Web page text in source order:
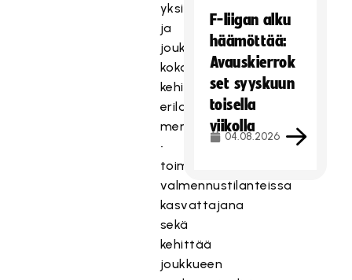
yksilön
ja
joukkueen
kokonaisvaltaista
kehittymistä
erilaisin
menetelmin
•
toimia
valmennustilanteissa
kasvattajana
sekä
kehittää
joukkueen
F-liigan alku
häämöttää:
Avauskierrok
set syyskuun
toisella
viikolla
04.08.2026